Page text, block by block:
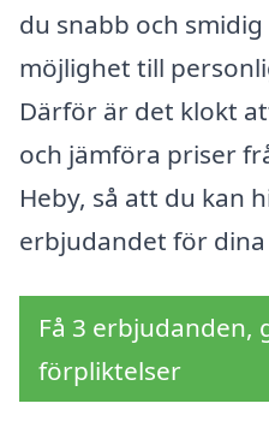
du snabb och
möjlighet till
Därför är det klokt
och jämföra priser
Heby, så att du kan
erbjudandet för dina
Få 3 erbjudanden,
förpliktelser